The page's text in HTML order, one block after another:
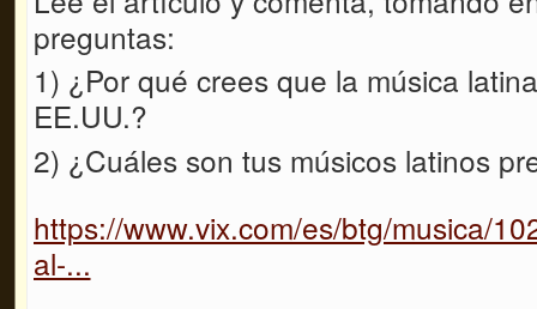
preguntas:
1) ¿Por qué crees que la música
EE.UU.?
2) ¿Cuáles son tus músicos latinos
https://www.vix.com/es/btg/musica/
al-...